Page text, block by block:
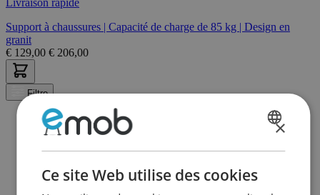
Support à chaussures | Capacité de charge de 85 kg | Design en
granit
€ 129,00 € 206,00
Filtre
×
Ce site Web utilise des cookies